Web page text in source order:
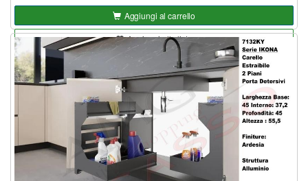
Aggiungi al carrello
Aggiungi alla lista